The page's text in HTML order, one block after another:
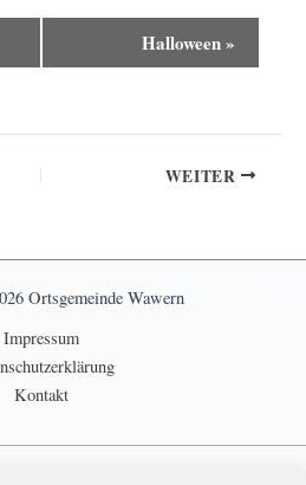
Halloween»
WEITER
Ortsgemeinde Wawern
Impressum
Kontakt